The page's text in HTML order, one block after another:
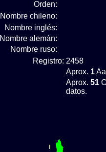
Orden:
Nombre chileno:
Nombre inglés:
Nombre alemán:
Nombre ruso:
Registro: 2458
Aprox. 1
Aprox. 51
datos.